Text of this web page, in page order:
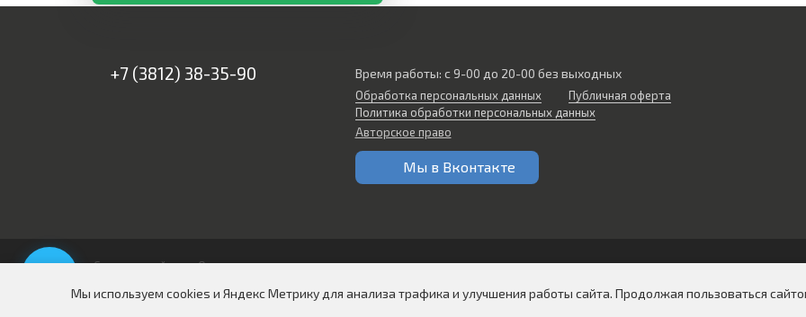
+7 (3812) 38-35-90 Время работы: с 9-00 до 20-00 без выходных
Обработка персональных данных
Публичная оферта
Политика обработки персональных данных
Авторское право
Мы в Вконтакте
Создание сайтов в Омске
Мы используем cookies и Яндекс Метрику для анализа трафика и улучшения работы сайта. Продолжая пользоваться